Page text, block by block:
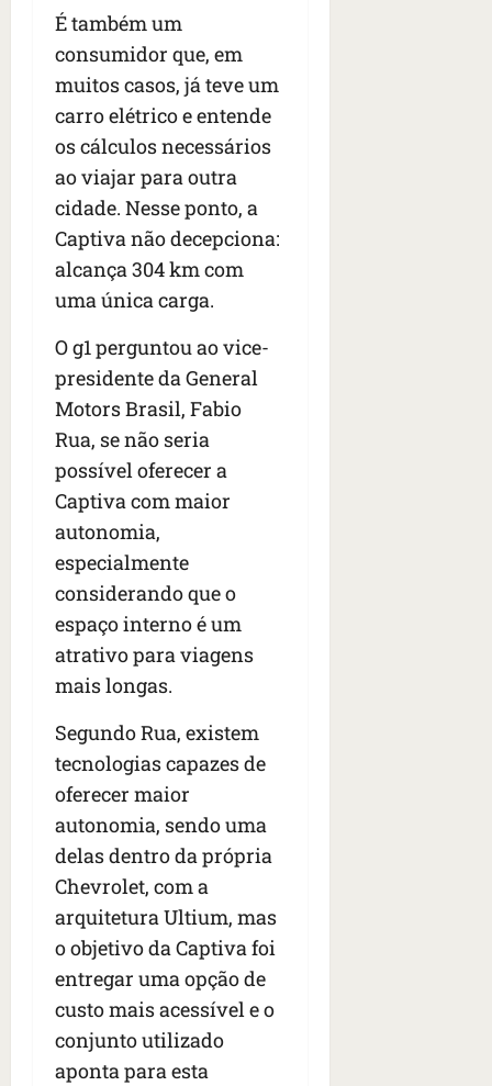
É também um
consumidor que, em
muitos casos, já teve um
carro elétrico e entende
os cálculos necessários
ao viajar para outra
cidade. Nesse ponto, a
Captiva não decepciona:
alcança 304 km com
uma única carga.
O g1 perguntou ao vice-
presidente da General
Motors Brasil, Fabio
Rua, se não seria
possível oferecer a
Captiva com maior
autonomia,
especialmente
considerando que o
espaço interno é um
atrativo para viagens
mais longas.
Segundo Rua, existem
tecnologias capazes de
oferecer maior
autonomia, sendo uma
delas dentro da própria
Chevrolet, com a
arquitetura Ultium, mas
o objetivo da Captiva foi
entregar uma opção de
custo mais acessível e o
conjunto utilizado
aponta para esta